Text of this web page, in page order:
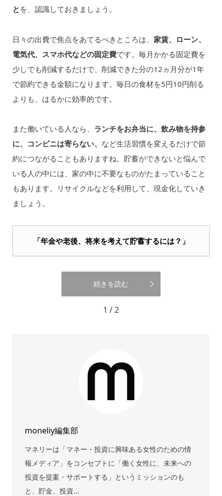
と を、認識しておきましょう。
日々の出費で焦点をあてるべきところは、 家賃、ローン、
電気代、スマホ代などの固定費です。毎月かかる固定費を
少しでも削減するだけで、削減できた分の12ヵ月分が1年
で節約できる金額になります。毎日の食材を5円10円削る
よりも、はるかに効率的です。
また働いている人なら、 ランチをお弁当に、飲み物を持参
に、コンビニは寄らない、 など生活習慣を変えるだけで節
約につながることもありますね。貯蓄ができないと悩んで
いる人の中には、家の中に不要なものがたまっていること
もあります。リサイクルなどを利用して、現金化していき
ましょう。
「年金や老後、将来を考えて貯蓄するには？」
続きを読む
1 / 2
moneliy編集部
マネリーは「マネー・投資に興味ある女性のための情
報メディア」をコンセプトに「働く女性に、未来への
投資を提案・サポートする」というミッションのも
と、貯金、投資...